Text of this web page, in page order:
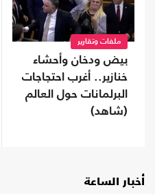
ملفات وتقارير
بيض ودخان وأحشاء
خنازير.. أغرب احتجاجات
البرلمانات حول العالم
(شاهد)
أخبار الساعة